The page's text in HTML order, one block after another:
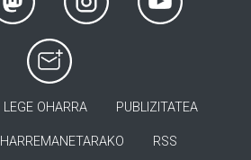
LEGE OHARRA PUBLIZITATEA
HARREMANETARAKO RSS